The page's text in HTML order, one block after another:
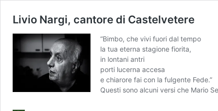
Livio Nargi, cantore di Castelvetere
“Bimbo, che vivi fuori dal tempo
la tua eterna stagione fiorita,
in lontani antri
porti lucerna accesa
e chiarore fai con la fulgente Fede.”
Questi sono alcuni versi che Mario